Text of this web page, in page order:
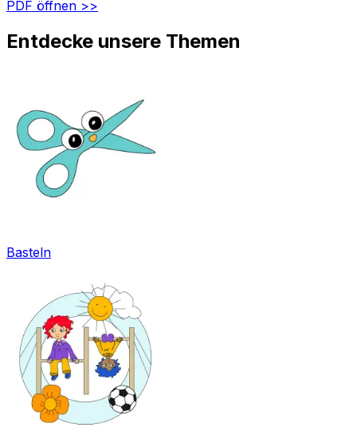
PDF öffnen >>
Entdecke unsere Themen
Basteln